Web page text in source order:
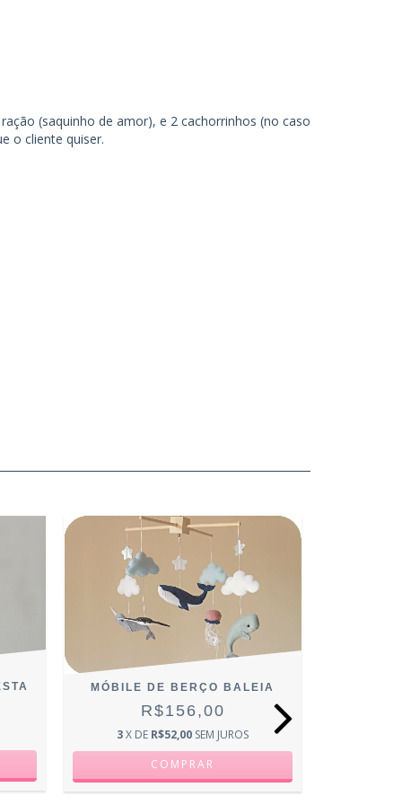
(saquinho de amor), e 2 cachorrinhos (no caso
o cliente quiser.
MÓBILE DE BERÇO BALEIA
R$156,00
3X DE R$52,00 SEM JUROS